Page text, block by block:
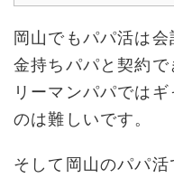
岡山でもパパ活は
金持ちパパと契約で
リーマンパパでは
のは難しいです。
そして岡山のパパ